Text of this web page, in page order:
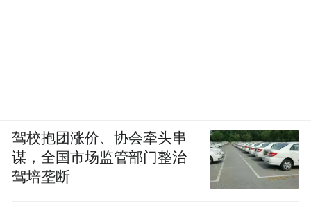
驾校抱团涨价、协会牵头串
谋，全国市场监管部门整治
驾培垄断